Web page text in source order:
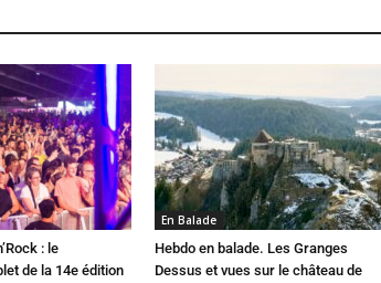
: le
de la 14e édition
En Balade
Hebdo en balade. Les Granges
Dessus et vues sur le château de